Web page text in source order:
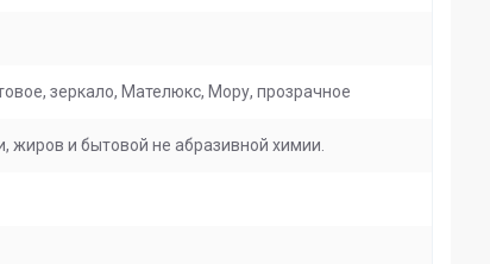
зеркало, Мателюкс, Мору, прозрачное
и бытовой не абразивной химии.